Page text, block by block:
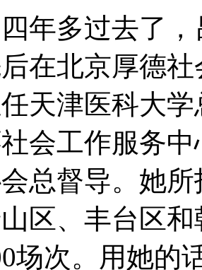
年多过去了
在北京厚德
天津医科大
会工作服务
总督导。她
区、丰台区
场次。用她的